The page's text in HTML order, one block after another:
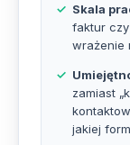
Skala
faktur
wrażenie
zamiast
jakiej